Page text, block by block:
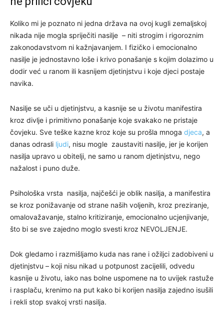
Koliko mi je poznato ni jedna država na ovoj kugli zemaljskoj
nikada nije mogla spriječiti nasilje – niti strogim i rigoroznim
zakonodavstvom ni kažnjavanjem. I fizičko i emocionalno
nasilje je jednostavno loše i krivo ponašanje s kojim dolazimo u
dodir već u ranom ili kasnijem djetinjstvu i koje djeci postaje
navika.
Nasilje se uči u djetinjstvu, a kasnije se u životu manifestira
kroz divlje i primitivno ponašanje koje svakako ne pristaje
čovjeku. Sve teške kazne kroz koje su prošla mnoga djeca, a
danas odrasli ljudi, nisu mogle zaustaviti nasilje, jer je korijen
nasilja upravo u obitelji, ne samo u ranom djetinjstvu, nego
nažalost i puno duže.
Psihološka vrsta nasilja, najčešći je oblik nasilja, a manifestira
se kroz ponižavanje od strane naših voljenih, kroz preziranje,
omalovažavanje, stalno kritiziranje, emocionalno ucjenjivanje,
što bi se sve zajedno moglo svesti kroz NEVOLJENJE.
Dok gledamo i razmišljamo kuda nas rane i ožiljci zadobiveni u
djetinjstvu – koji nisu nikad u potpunost zacijelili, odvedu
kasnije u životu, iako nas bolne uspomene na to uvijek rastuže
i rasplaču, krenimo na put kako bi korijen nasilja zajedno isušili
i rekli stop svakoj vrsti nasilja.